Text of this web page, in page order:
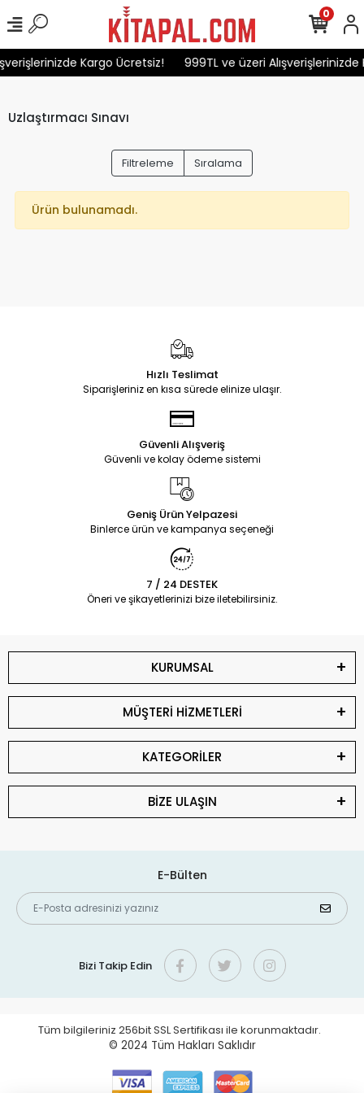
Kargo Ücretsiz! 999TL ve üzeri Alışverişlerinizde
0
Uzlaştırmacı Sınavı
Filtreleme Sıralama
Ürün bulunamadı.
Hızlı Teslimat
Siparişleriniz en kısa sürede elinize ulaşır.
Güvenli Alışveriş
Güvenli ve kolay ödeme sistemi
Geniş Ürün Yelpazesi
Binlerce ürün ve kampanya seçeneği
7 / 24 DESTEK
Öneri ve şikayetlerinizi bize iletebilirsiniz.
KURUMSAL
MÜŞTERİ HİZMETLERİ
KATEGORİLER
BİZE ULAŞIN
E-Bülten
Bizi Takip Edin
Tüm bilgileriniz 256bit SSL Sertifikası ile korunmaktadır.
© 2024 Tüm Hakları Saklıdır